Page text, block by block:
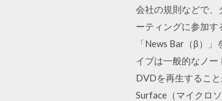
会社の規則などで、
ーティングに参加
「News Bar（β）
イブは一般的なノー
DVDを再生するこ
Surface（マイクロ